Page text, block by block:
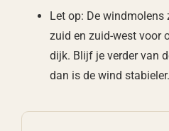
Let op: De
zuid en zuid-west voor
dijk. Blijf je verder van
dan is de wind stabieler.